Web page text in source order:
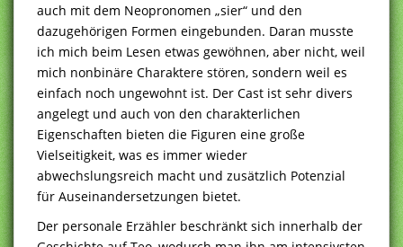
auch mit dem Neopronomen „sier“ und den
dazugehörigen Formen eingebunden. Daran musste
ich mich beim Lesen etwas gewöhnen, aber nicht, weil
mich nonbinäre Charaktere stören, sondern weil es
einfach noch ungewohnt ist. Der Cast ist sehr divers
angelegt und auch von den charakterlichen
Eigenschaften bieten die Figuren eine große
Vielseitigkeit, was es immer wieder
abwechslungsreich macht und zusätzlich Potenzial
für Auseinandersetzungen bietet.
Der personale Erzähler beschränkt sich innerhalb der